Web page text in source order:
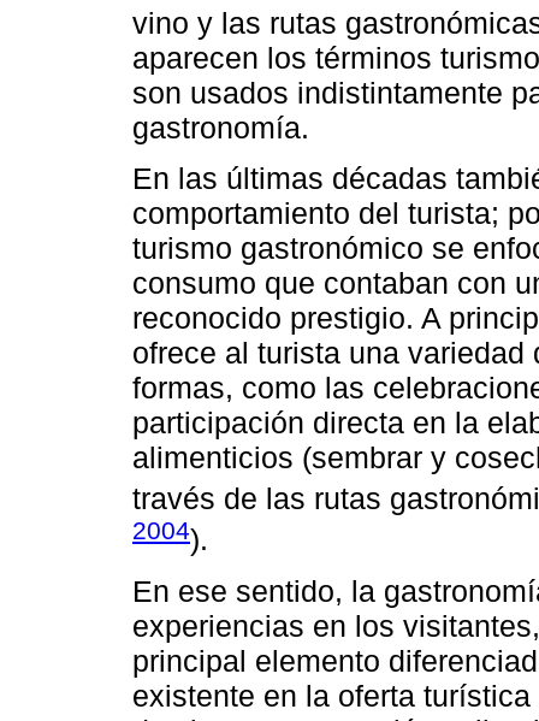
vino y las rutas
aparecen los términos
son usados indistintamente
gastronomía.
En las últimas décadas
comportamiento del turista;
turismo gastronómico se
consumo que contaban con
reconocido prestigio. A
ofrece al turista una
formas, como las
participación directa en la
alimenticios (sembrar y
través de las rutas
2004).
En ese sentido, la
experiencias en los
principal elemento
existente en la oferta